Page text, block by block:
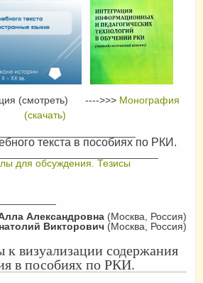
(смотреть) ---->>> Монография
(скачать)
текста в пособиях по РКИ.
для обсуждения. Тезисы
Александровна (Москва, Россия)
Викторович (Москва, Россия)
визуализации содержания
в пособиях по РКИ.